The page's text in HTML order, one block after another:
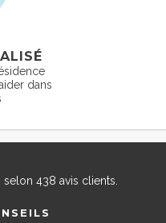
dans
selon 438 avis clients.